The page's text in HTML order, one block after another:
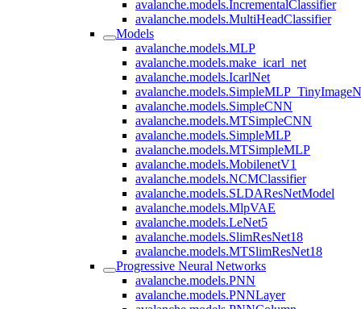
avalanche.models.IncrementalClassifier
avalanche.models.MultiHeadClassifier
Models
avalanche.models.MLP
avalanche.models.make_icarl_net
avalanche.models.IcarlNet
avalanche.models.SimpleCNN
avalanche.models.MTSimpleCNN
avalanche.models.SimpleMLP
avalanche.models.MTSimpleMLP
avalanche.models.MobilenetV1
avalanche.models.NCMClassifier
avalanche.models.SLDAResNetModel
avalanche.models.MlpVAE
avalanche.models.LeNet5
avalanche.models.SlimResNet18
avalanche.models.MTSlimResNet18
Progressive Neural Networks
avalanche.models.PNN
avalanche.models.PNNLayer